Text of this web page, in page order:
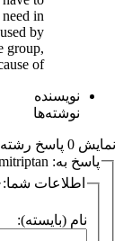
in
by
group,
of …
نویسنده
نوشته‌ها
نمایش 0 پاسخ رشته ها
پاسخ به: Zomigon buy online Australia, Zomigon zolmitriptan
اطلاعات شما:
نام (بایسته):